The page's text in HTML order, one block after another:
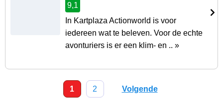
9,1
In Kartplaza Actionworld is voor
iedereen wat te beleven. Voor de echte
avonturiers is er een klim- en .. »
1 2 Volgende